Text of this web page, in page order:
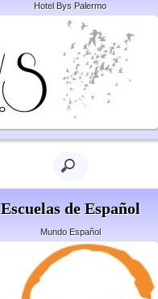
Hotel Bys Palermo
Escuelas de Español
Mundo Español